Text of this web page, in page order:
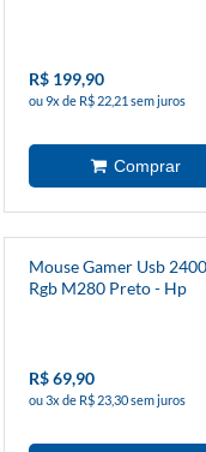
R$ 199,90
ou 9x de R$ 22,21 sem juros
Mouse Gamer Usb
Rgb M280 Preto - Hp
R$ 69,90
ou 3x de R$ 23,30 sem juros